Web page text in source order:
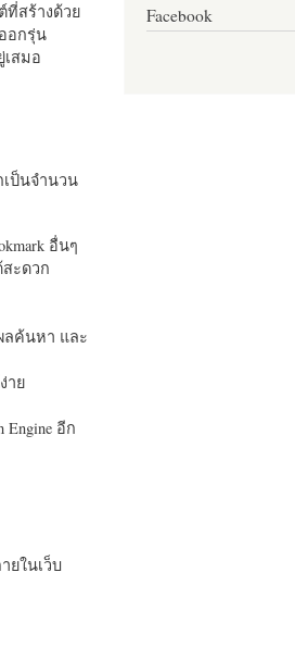
ที่สร้างด้วย
อกรุ่น
สมอ
ป็นจำนวน
อื่นๆ
สะดวก
ลค้นหา และ
าย
อีก
ยในเว็บ
Facebook